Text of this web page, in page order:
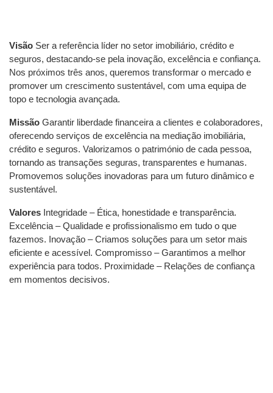
Visão Ser a referência líder no setor imobiliário, crédito e
seguros, destacando-se pela inovação, excelência e confiança.
Nos próximos três anos, queremos transformar o mercado e
promover um crescimento sustentável, com uma equipa de
topo e tecnologia avançada.
Missão Garantir liberdade financeira a clientes e colaboradores,
oferecendo serviços de excelência na mediação imobiliária,
crédito e seguros. Valorizamos o património de cada pessoa,
tornando as transações seguras, transparentes e humanas.
Promovemos soluções inovadoras para um futuro dinâmico e
sustentável.
Valores Integridade – Ética, honestidade e transparência.
⁠Excelência – Qualidade e profissionalismo em tudo o que
fazemos. ⁠Inovação – Criamos soluções para um setor mais
eficiente e acessível. Compromisso – Garantimos a melhor
experiência para todos. ⁠Proximidade – Relações de confiança
em momentos decisivos.